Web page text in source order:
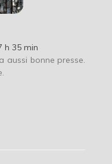
h 35 min
aussi bonne presse.